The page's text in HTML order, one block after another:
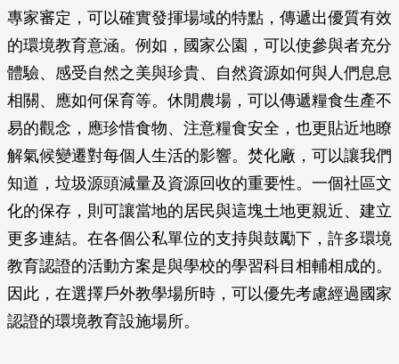
專家審定，可以確實發揮場域的特點，傳遞出優質有效
的環境教育意涵。例如，國家公園，可以使參與者充分
體驗、感受自然之美與珍貴、自然資源如何與人們息息
相關、應如何保育等。休閒農場，可以傳遞糧食生產不
易的觀念，應珍惜食物、注意糧食安全，也更貼近地瞭
解氣候變遷對每個人生活的影響。焚化廠，可以讓我們
知道，垃圾源頭減量及資源回收的重要性。一個社區文
化的保存，則可讓當地的居民與這塊土地更親近、建立
更多連結。在各個公私單位的支持與鼓勵下，許多環境
教育認證的活動方案是與學校的學習科目相輔相成的。
因此，在選擇戶外教學場所時，可以優先考慮經過國家
認證的環境教育設施場所。